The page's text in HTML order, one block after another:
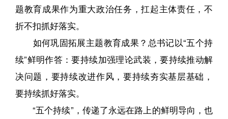
题教育成果作为重大政治任务，扛起主体责任，不
折不扣抓好落实。
如何巩固拓展主题教育成果？总书记以“五个持
续”鲜明作答：要持续加强理论武装，要持续推动解
决问题，要持续改进作风，要持续夯实基层基础，
要持续抓好落实。
“五个持续”，传递了永远在路上的鲜明导向，也